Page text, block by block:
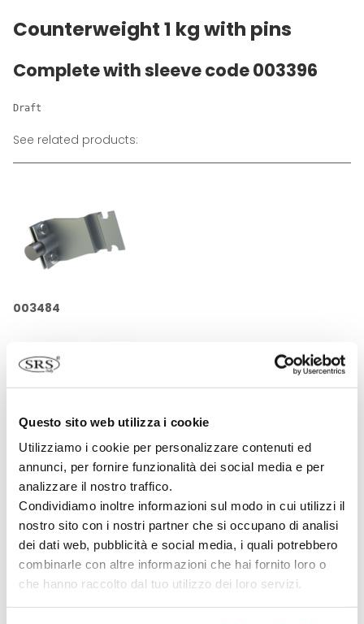
Questo sito web utilizza i cookie
Utilizziamo i cookie per personalizzare contenuti ed
annunci, per fornire funzionalità dei social media e per
analizzare il nostro traffico.
Condividiamo inoltre informazioni sul modo in cui utilizzi il
nostro sito con i nostri partner che si occupano di analisi
dei dati web, pubblicità e social media, i quali potrebbero
combinarle con altre informazioni che hai fornito loro o
che hanno raccolto dal tuo utilizzo dei loro servizi.
Counterweight 1 kg with pins
Complete with sleeve code 003396
Draft
See related products:
003484
003041